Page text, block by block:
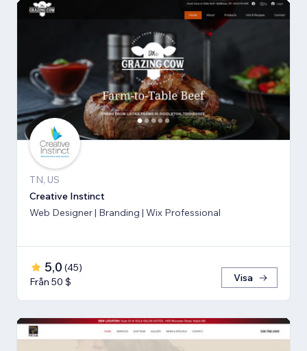
TN, US
Creative Instinct
Web Designer | Branding | Wix Professional
5,0 (45)
Från 50 $
Visa